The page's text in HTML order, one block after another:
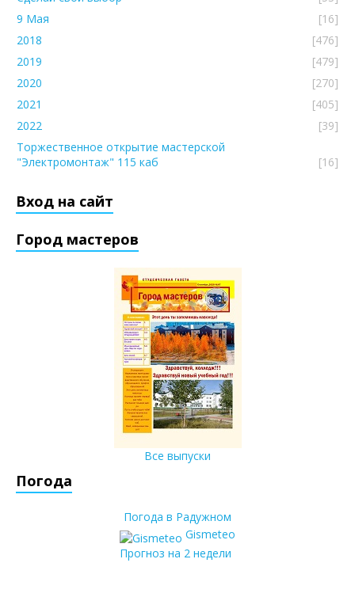
9 Мая
[16]
2018
[476]
2019
[479]
2020
[270]
2021
[405]
2022
[39]
Торжественное открытие мастерской
"Электромонтаж" 115 каб
[16]
Вход на сайт
Город мастеров
Все выпуски
Погода
Погода в Радужном
Gismeteo
Прогноз на 2 недели